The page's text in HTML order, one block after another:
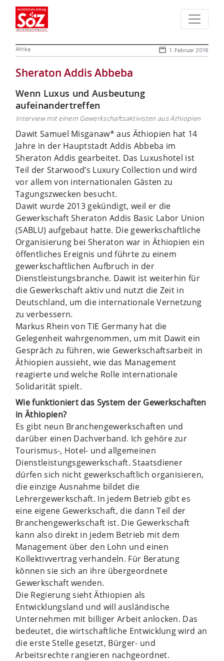
Afrika 1. Februar 2016
Sheraton Addis Abbeba
Wenn Luxus und Ausbeutung
aufeinandertreffen
Interview mit einem Gewerkschaftsaktivisten aus Äthiopien
Dawit Samuel Misganaw* aus Äthiopien hat 14
Jahre in der Hauptstadt Addis Abbeba im
Sheraton Addis gearbeitet. Das Luxushotel ist
Teil der Starwood’s Luxury Collection und wird
vor allem von internationalen Gästen zu
Tagungszwecken besucht.
Dawit wurde 2013 gekündigt, weil er die
Gewerkschaft Sheraton Addis Basic Labor Union
(SABLU) aufgebaut hatte. Die gewerkschaftliche
Organisierung bei Sheraton war in Äthiopien ein
öffentliches Ereignis und führte zu einem
gewerkschaftlichen Aufbruch in der
Dienstleistungsbranche. Dawit ist weiterhin für
die Gewerkschaft aktiv und nutzt die Zeit in
Deutschland, um die internationale Vernetzung
zu verbessern.
Markus Rhein von TIE Germany hat die
Gelegenheit wahrgenommen, um mit Dawit ein
Gespräch zu führen, wie Gewerkschaftsarbeit in
Äthiopien aussieht, wie das Management
reagierte und welche Rolle internationale
Solidarität spielt.
Wie funktioniert das System der Gewerkschaften
in Äthiopien?
Es gibt neun Branchengewerkschaften und
darüber einen Dachverband. Ich gehöre zur
Tourismus-, Hotel- und allgemeinen
Dienstleistungsgewerkschaft. Staatsdiener
dürfen sich nicht gewerkschaftlich organisieren,
die einzige Ausnahme bildet die
Lehrergewerkschaft. In jedem Betrieb gibt es
eine eigene Gewerkschaft, die dann Teil der
Branchengewerkschaft ist. Die Gewerkschaft
kann also direkt in jedem Betrieb mit dem
Management über den Lohn und einen
Kollektivvertrag verhandeln. Für Beratung
können sie sich an ihre übergeordnete
Gewerkschaft wenden.
Die Regierung sieht Äthiopien als
Entwicklungsland und will ausländische
Unternehmen mit billiger Arbeit anlocken. Das
bedeutet, die wirtschaftliche Entwicklung wird an
die erste Stelle gesetzt, Bürger- und
Arbeitsrechte rangieren nachgeordnet.